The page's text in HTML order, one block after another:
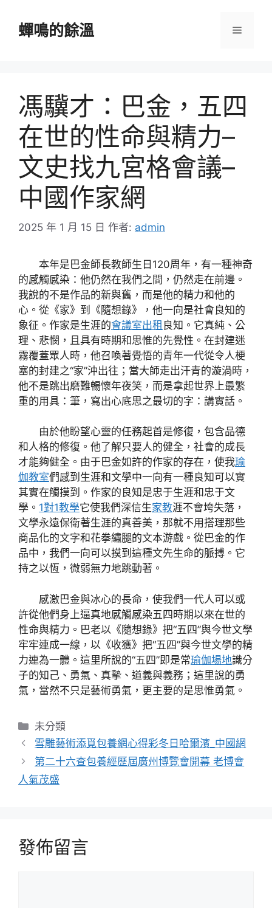
蟬鳴的餘溫 選
馮驥才：巴金，五四
在世的性命與精力–
文史找九宮格會議–
中國作家網
2025 年 1 月 15 日 作者: admin
本年是巴金師長教師生日120周年，有一種神奇
的感觸感染：他仍然在我們之間，仍然走在前邊。
我說的不是作品的新與舊，而是他的精力和他的
心。從《家》到《隨想錄》，他一向是社會良知的
象征。作家是生涯的會議室出租 良知。它真純、公
理、悲憫，且具有時期和思惟的先覺性。在封建迷
霧覆蓋眾人時，他召喚著覺悟的青年一代從令人梗
塞的封建之“家”沖出往；當大師走出汗青的漩渦時，
他不是跳出磨難暢懷年夜笑，而是拿起世界上最繁
重的用具：筆，寫出心底思之最切的字：講實話。
由於他盼望心靈的任務起首是修復，包含品德
和人格的修復。他了解只要人的健全，社會的成長
才能夠健全。由于巴金如許的作家的存在，使我瑜
伽教室們感到生涯和文學中一向有一種良知可以實
其實在觸摸到。作家的良知是忠于生涯和忠于文
學。 1對1教學它使我們深信生家教涯不會垮失落，
文學永遠保衛著生涯的真善美，那就不用搭理那些
商品化的文字和花拳繡腿的文本游戲。從巴金的作
品中，我們一向可以摸到這種文先生命的脈搏。它
持之以恆，微弱無力地跳動著。
感激巴金與冰心的長命，使我們一代人可以或
許從他們身上逼真地感觸感染五四時期以來在世的
性命與精力。巴老以《隨想錄》把“五四”與今世文學
牢牢連成一線，以《收獲》把“五四”與今世文學的精
力連為一體。這里所說的“五四”即是常瑜伽場地識分
子的知己、勇氣、真摯、道義與義務；這里說的勇
氣，當然不只是藝術勇氣，更主要的是思惟勇氣。
分
類
未分類
雪雕藝術添覓包養網心得彩冬日哈爾濱_中國網
第二十六查包養經歷屆廣州博覽會開幕 老博會
人氣茂盛
發佈留言